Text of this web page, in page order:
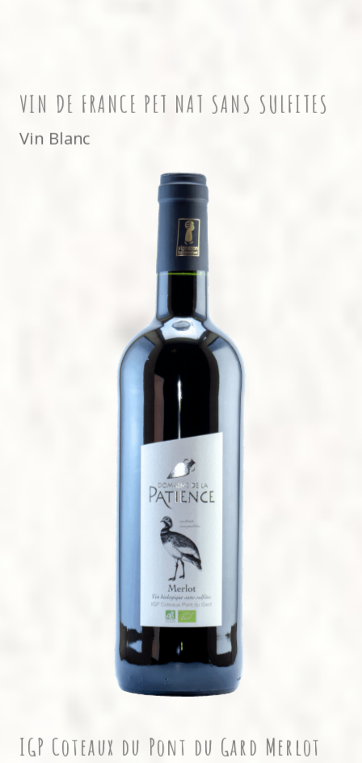
VIN DE FRANCE PET NAT SANS SULFITES
Vin Blanc
IGP Coteaux du Pont du Gard Merlot